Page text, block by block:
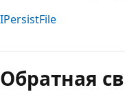
IPersistFile
чтения
выключен
Обратная